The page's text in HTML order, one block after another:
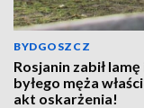
BYDGOSZCZ
Rosjanin zabił
byłego męża
akt oskarżenia!